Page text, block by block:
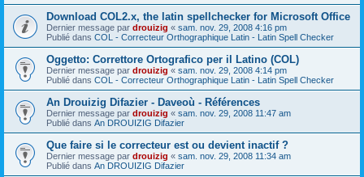
Download COL2.x, the latin spellchecker for Microsoft Office
Dernier message par drouizig « sam. nov. 29, 2008 4:16 pm
Publié dans COL - Correcteur Orthographique Latin - Latin Spell Checker
Oggetto: Correttore Ortografico per il Latino (COL)
Dernier message par drouizig « sam. nov. 29, 2008 4:14 pm
Publié dans COL - Correcteur Orthographique Latin - Latin Spell Checker
An Drouizig Difazier - Daveoù - Références
Dernier message par drouizig « sam. nov. 29, 2008 11:47 am
Publié dans An DROUIZIG Difazier
Que faire si le correcteur est ou devient inactif ?
Dernier message par drouizig « sam. nov. 29, 2008 11:34 am
Publié dans An DROUIZIG Difazier